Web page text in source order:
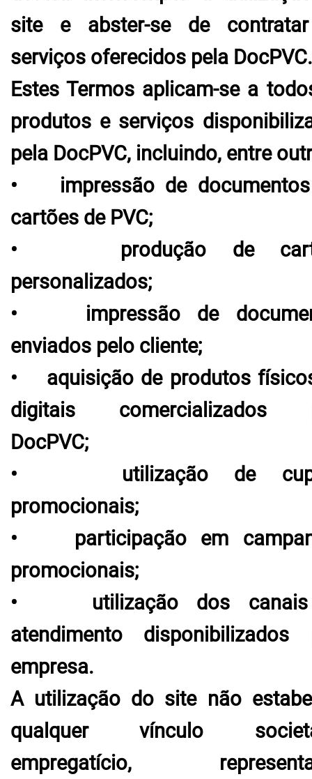
site e abster-se de
serviços oferecidos pela DocPVC.
Estes Termos aplicam-se a
produtos e serviços
pela DocPVC, incluindo, entre
• impressão de
cartões de PVC;
• produção de
personalizados;
• impressão de
enviados pelo cliente;
• aquisição de produtos
digitais comercializados
DocPVC;
• utilização de
promocionais;
• participação em
promocionais;
• utilização dos
atendimento disponibilizados
empresa.
A utilização do site não
qualquer vínculo
empregatício,